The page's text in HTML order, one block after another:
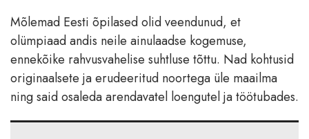
Mõlemad Eesti õpilased olid veendunud, et
olümpiaad andis neile ainulaadse kogemuse,
ennekõike rahvusvahelise suhtluse tõttu. Nad kohtusid
originaalsete ja erudeeritud noortega üle maailma
ning said osaleda arendavatel loengutel ja töötubades.